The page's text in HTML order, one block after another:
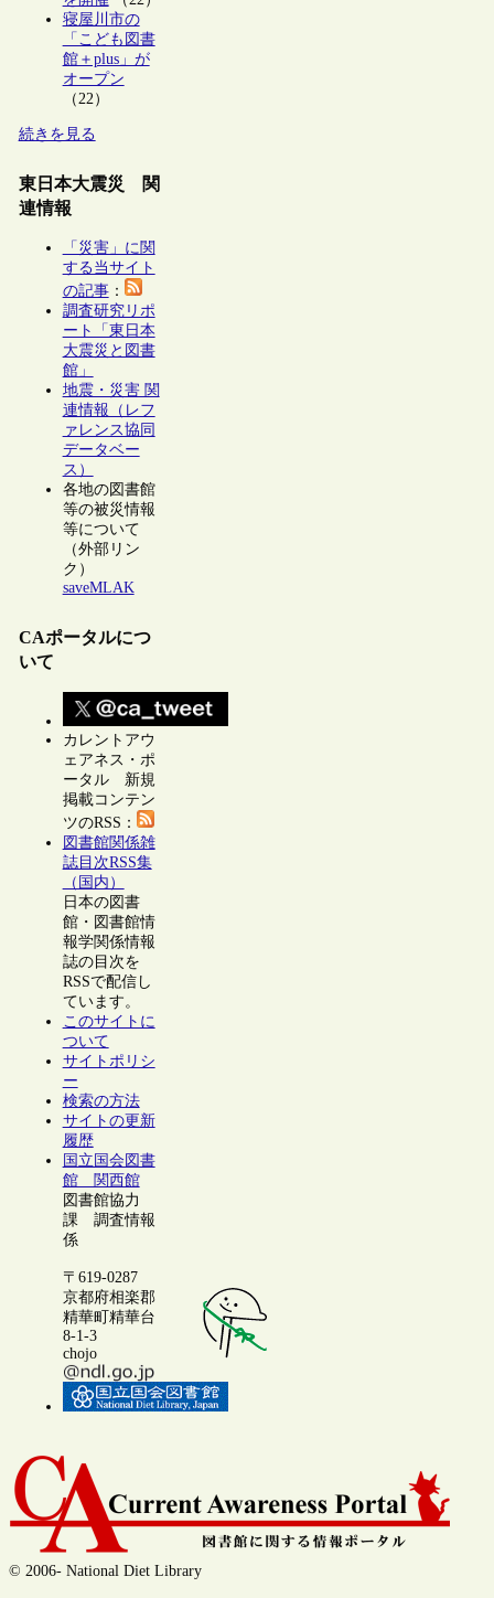
寝屋川市の
「こども図書
館＋plus」が
オープン
（22）
続きを見る
東日本大震災 関
連情報
「災害」に関
する当サイト
の記事：
調査研究リポ
ート「東日本
大震災と図書
館」
地震・災害 関
連情報（レフ
ァレンス協同
データベー
ス）
各地の図書館
等の被災情報
等について
（外部リン
ク）
saveMLAK
CAポータルにつ
いて
カレントアウ
ェアネス・ポ
ータル 新規
掲載コンテン
ツのRSS：
図書館関係雑
誌目次RSS集
（国内）
日本の図書
館・図書館情
報学関係情報
誌の目次を
RSSで配信し
ています。
このサイトに
ついて
サイトポリシ
ー
検索の方法
サイトの更新
履歴
国立国会図書
館 関西館
図書館協力
課 調査情報
係
〒619-0287
京都府相楽郡
精華町精華台
8-1-3
chojo
© 2006- National Diet Library